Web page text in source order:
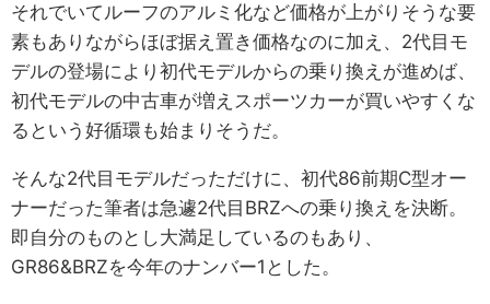
それでいてルーフのアルミ化など価格が上がりそうな要
素もありながらほぼ据え置き価格なのに加え、2代目モ
デルの登場により初代モデルからの乗り換えが進めば、
初代モデルの中古車が増えスポーツカーが買いやすくな
るという好循環も始まりそうだ。
そんな2代目モデルだっただけに、初代86前期C型オー
ナーだった筆者は急遽2代目BRZへの乗り換えを決断。
即自分のものとし大満足しているのもあり、
GR86&BRZを今年のナンバー1とした。